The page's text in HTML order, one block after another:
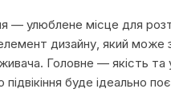
— улюблене місце для
дизайну, який
Головне — якість та
буде ідеально